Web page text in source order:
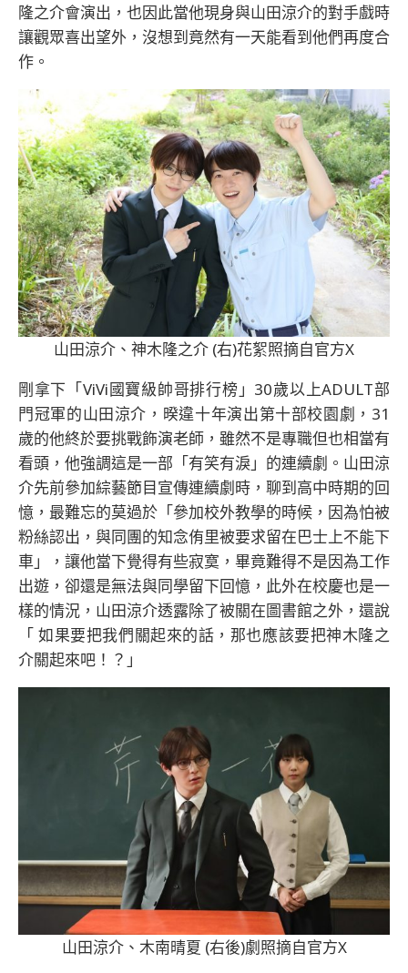
隆之介會演出，也因此當他現身與山田涼介的對手戲時
讓觀眾喜出望外，沒想到竟然有一天能看到他們再度合
作。
山田涼介、神木隆之介 (右)花絮照摘自官方X
剛拿下「ViVi國寶級帥哥排行榜」30歲以上ADULT部
門冠軍的山田涼介，暌違十年演出第十部校園劇，31
歲的他終於要挑戰飾演老師，雖然不是專職但也相當有
看頭，他強調這是一部「有笑有淚」的連續劇。山田涼
介先前參加綜藝節目宣傳連續劇時，聊到高中時期的回
憶，最難忘的莫過於「參加校外教學的時候，因為怕被
粉絲認出，與同團的知念侑里被要求留在巴士上不能下
車」，讓他當下覺得有些寂寞，畢竟難得不是因為工作
出遊，卻還是無法與同學留下回憶，此外在校慶也是一
樣的情況，山田涼介透露除了被關在圖書館之外，還說
「 如果要把我們關起來的話，那也應該要把神木隆之
介關起來吧！？」
山田涼介、木南晴夏 (右後)劇照摘自官方X